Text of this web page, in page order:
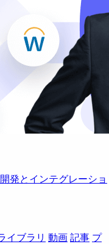
発とインテグレーショ
イブラリ 動画記事 プ